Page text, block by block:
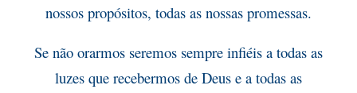
nossos propósitos, todas as nossas promessas.
Se não orarmos seremos sempre infiéis a todas as
luzes que recebermos de Deus e a todas as